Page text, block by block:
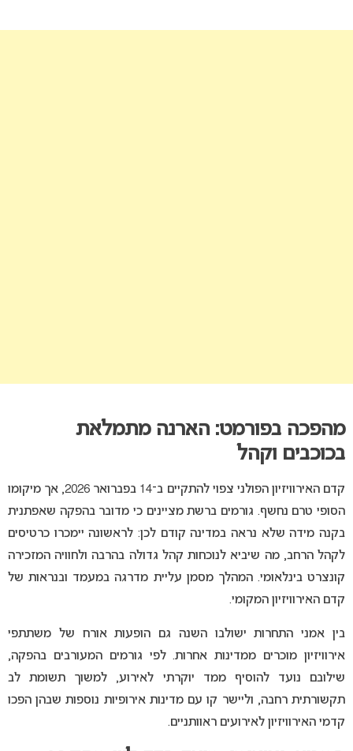
מהפכה בפורמט: הארנה מתמלאת
בכוכבים וקהל
קדם האירוויזיון הפולני צפוי להתקיים ב־14 בפברואר 2026, אך מיקומו
הסופי טרם נחשף. גורמים ברשת מציינים כי מדובר בהפקה שאפתנית
בקנה מידה שלא נראה במדינה קודם לכן: לראשונה יימכרו כרטיסים
לקהל הרחב, מה שיביא לנוכחות קהל גדולה בהרבה ולחוויה המזכירה
קונצרט בינלאומי. המהלך מסמן עליית מדרגה במעמד ובנראות של
קדם האירוויזיון המקומי.
בין אמני התחרות ישולבו השנה גם הופעות אורח של משתתפי
אירוויזיון מוכרים ממדינות אחרות. לפי גורמים המעורבים בהפקה,
שילובם נועד להוסיף ממד יוקרתי לאירוע, למשוך תשומת לב
תקשורתית רחבה, וליישר קו עם מדינות אירופיות נוספות שבהן הפכו
קדמי האירוויזיון לאירועים ראוותניים.